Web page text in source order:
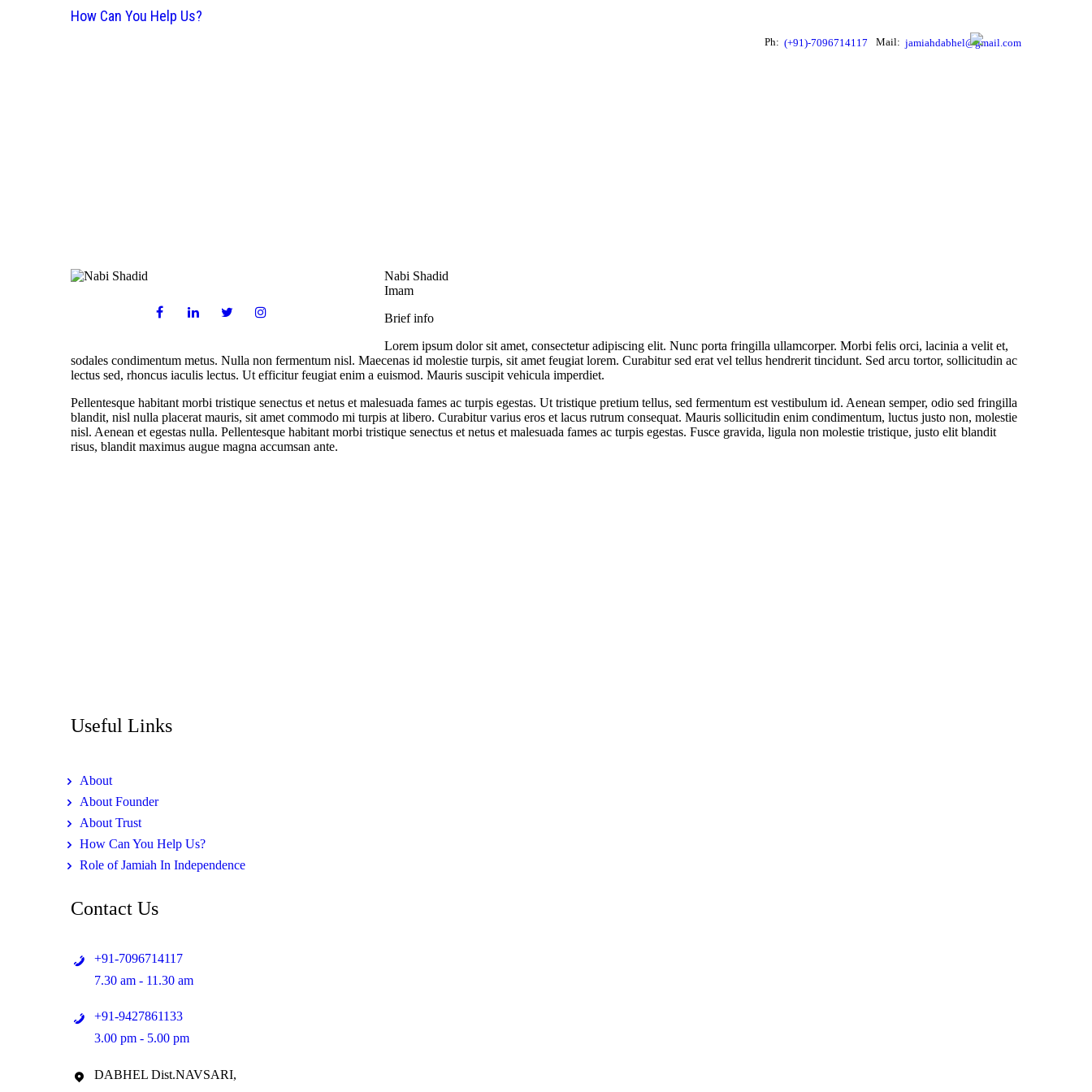
How Can You Help Us?
Ph: (+91)-7096714117 Mail: jamiahdabhel@gmail.com
GALLERY
STUDENTS
ASSOCIATION
CAMPUS
CONTACT US
Nabi Shadid
Imam
Brief info
Lorem ipsum dolor sit amet, consectetur adipiscing elit. Nunc porta fringilla ullamcorper. Morbi felis orci, lacinia a velit et,
sodales condimentum metus. Nulla non fermentum nisl. Maecenas id molestie turpis, sit amet feugiat lorem. Curabitur sed erat vel tellus hendrerit tincidunt. Sed arcu tortor, sollicitudin ac
lectus sed, rhoncus iaculis lectus. Ut efficitur feugiat enim a euismod. Mauris suscipit vehicula imperdiet.
Pellentesque habitant morbi tristique senectus et netus et malesuada fames ac turpis egestas. Ut tristique pretium tellus, sed fermentum est vestibulum id. Aenean semper, odio sed fringilla
blandit, nisl nulla placerat mauris, sit amet commodo mi turpis at libero. Curabitur varius eros et lacus rutrum consequat. Mauris sollicitudin enim condimentum, luctus justo non, molestie
nisl. Aenean et egestas nulla. Pellentesque habitant morbi tristique senectus et netus et malesuada fames ac turpis egestas. Fusce gravida, ligula non molestie tristique, justo elit blandit
risus, blandit maximus augue magna accumsan ante.
Useful Links
About
About Founder
About Trust
How Can You Help Us?
Role of Jamiah In Independence
Contact Us
+91-7096714117
7.30 am - 11.30 am
+91-9427861133
3.00 pm - 5.00 pm
DABHEL Dist.NAVSARI,